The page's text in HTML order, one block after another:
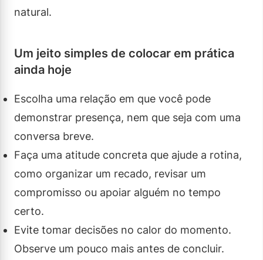
natural.
Um jeito simples de colocar em prática
ainda hoje
Escolha uma relação em que você pode
demonstrar presença, nem que seja com uma
conversa breve.
Faça uma atitude concreta que ajude a rotina,
como organizar um recado, revisar um
compromisso ou apoiar alguém no tempo
certo.
Evite tomar decisões no calor do momento.
Observe um pouco mais antes de concluir.